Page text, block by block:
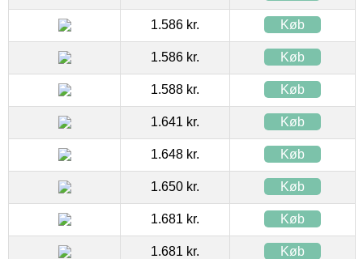
1.586 kr. Køb
1.586 kr. Køb
1.588 kr. Køb
1.641 kr. Køb
1.648 kr. Køb
1.650 kr. Køb
1.681 kr. Køb
1.681 kr. Køb